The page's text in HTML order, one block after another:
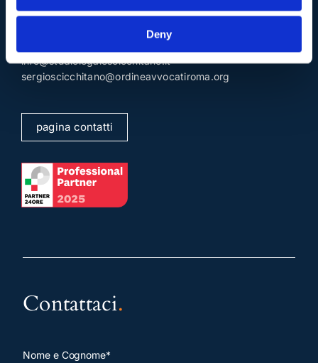
Deny
info@studiolegalescicchitano.it
sergioscicchitano@ordineavvocatiroma.org
pagina contatti
Contattaci.
Nome e Cognome*